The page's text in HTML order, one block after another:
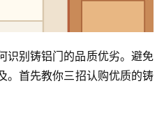
识别铸铝门的品质优劣。避免
。首先教你三招认购优质的铸